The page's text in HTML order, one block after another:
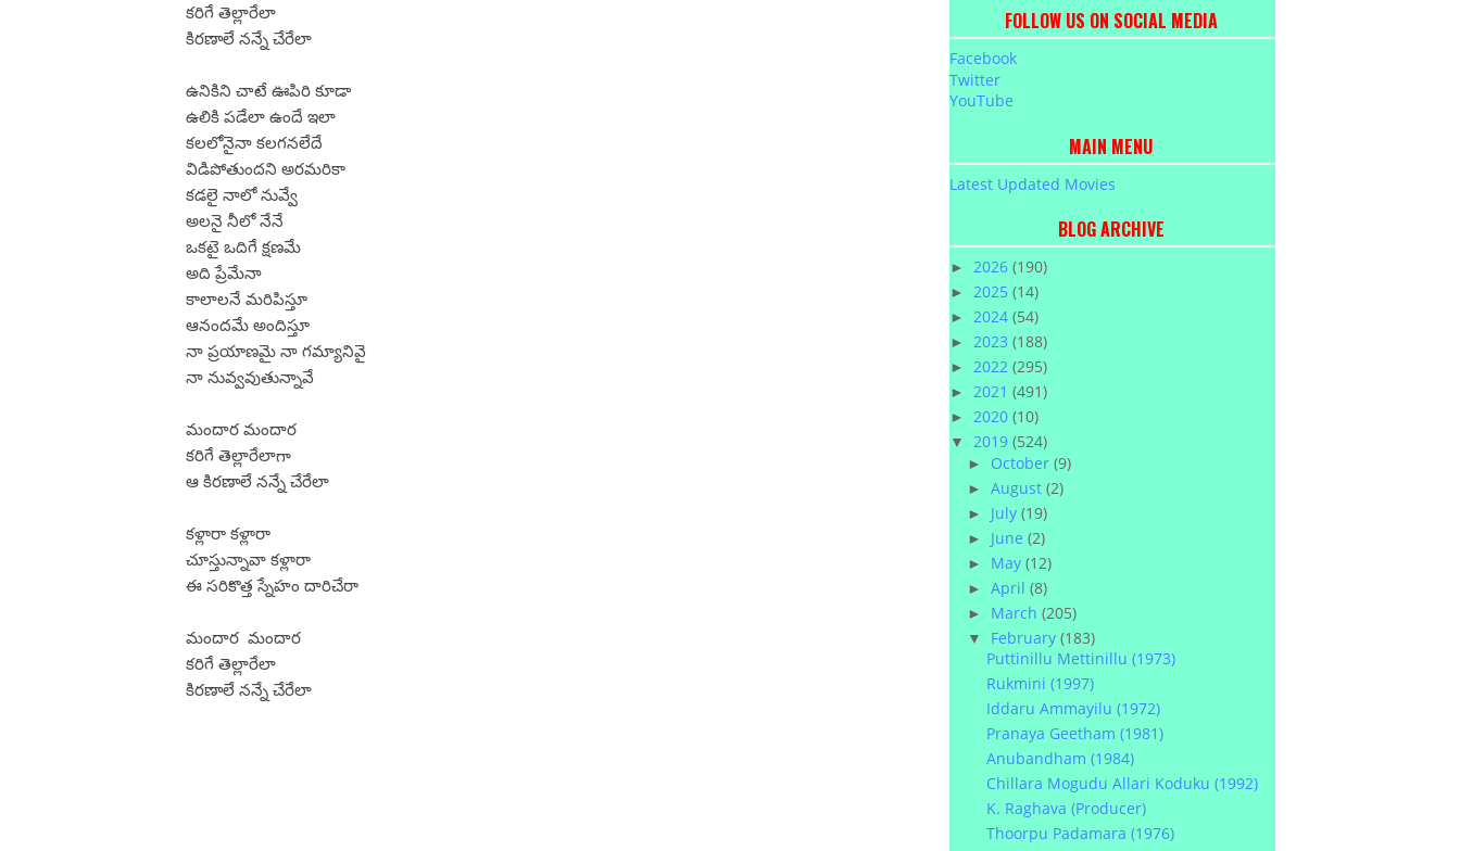
కరిగే తెల్లారేలా
కిరణాలే నన్నే చేరేలా
ఉనికిని చాటే ఊపిరి కూడా
ఉలికి పడేలా ఉందే ఇలా
కలలోనైనా కలగనలేదే
విడిపోతుందని అరమరికా
కడలై నాలో నువ్వే
అలనై నీలో నేనే
ఒకటై ఒదిగే క్షణమే
అది ప్రేమేనా
కాలాలనే మరిపిస్తూ
ఆనందమే అందిస్తూ
నా ప్రయాణమై నా గమ్యానివై
నా నువ్వవుతున్నావే
మందార మందార
కరిగే తెల్లారేలాగా
ఆ కిరణాలే నన్నే చేరేలా
కళ్లారా కళ్లారా
చూస్తున్నావా కళ్లారా
ఈ సరికొత్త స్నేహం దారిచేరా
మందార మందార
కరిగే తెల్లారేలా
కిరణాలే నన్నే చేరేలా
FOLLOW US ON SOCIAL MEDIA
Facebook
Twitter
YouTube
MAIN MENU
Latest Updated Movies
BLOG ARCHIVE
► 2026 (190)
► 2025 (14)
► 2024 (54)
► 2023 (188)
► 2022 (295)
► 2021 (491)
► 2020 (10)
▼ 2019 (524)
► October(9)
►August(2)
► July(19)
► June(2)
► May(12)
►April(8)
► March(205)
▼ February(183)
Puttinillu Mettinillu (1973)
Rukmini (1997)
Iddaru Ammayilu (1972)
Pranaya Geetham (1981)
Anubandham (1984)
Chillara Mogudu Allari Koduku (1992)
K. Raghava (Producer)
Thoorpu Padamara (1976)